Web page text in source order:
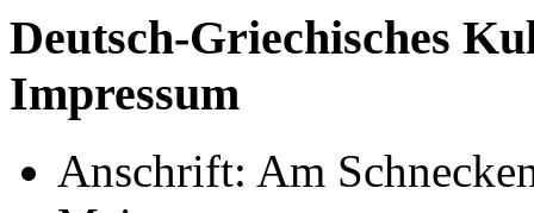
Deutsch-Griechisches
Impressum
Anschrift: Am